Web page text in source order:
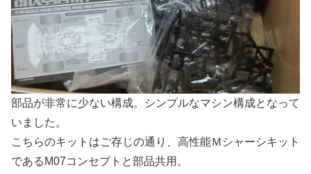
部品が非常に少ない構成。シンプルなマシン構成となって
いました。
こちらのキットはご存じの通り、高性能Ｍシャーシキット
であるM07コンセプトと部品共用。